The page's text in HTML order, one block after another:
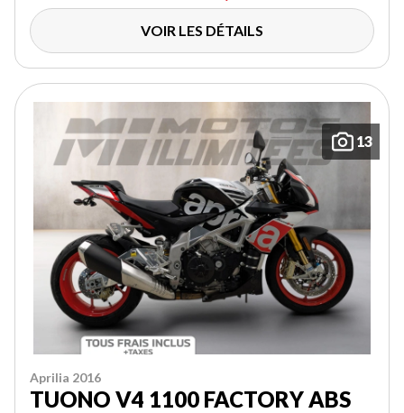
VOIR LES DÉTAILS
13
Aprilia 2016
TUONO V4 1100 FACTORY ABS